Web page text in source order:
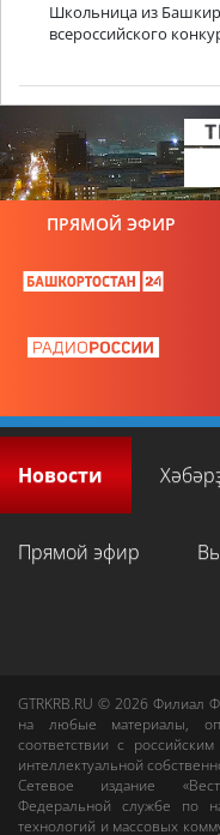
Школьница из
всероссийского
ПРЯМОЙ ЭФИР
Новости
Прямой эфир
GTRKRB.RU © 2026Филиал
на любые материалы,
соответствии с
интеллектуальной
Сетевое издание
Федеральной службе по
технологий и массовых